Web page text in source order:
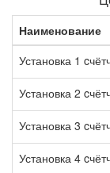
Наименование
Установка 1
Установка 2
Установка 3
Установка 4